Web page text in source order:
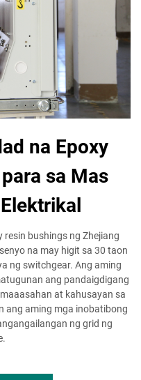
na Epoxy
sa Mas
bushings ng Zhejiang
na may higit sa 30 taon
ng switchgear. Ang aming
ang pandaigdigang
at kahusayan sa
ang aming mga inobatibong
ng grid ng